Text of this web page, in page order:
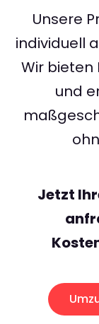
Unsere
individuell
Wir bieten
und
Jetzt